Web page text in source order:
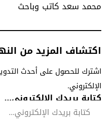
محمد سعد كاتب وباحث
اكتشاف المزيد من
اشترك للحصول على أحدث
الإلكتروني.
كتابة بريدك الإلكتروني...